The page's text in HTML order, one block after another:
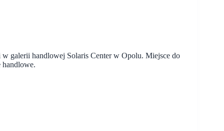
galerii handlowej Solaris Center w Opolu. Miejsce do
handlowe.